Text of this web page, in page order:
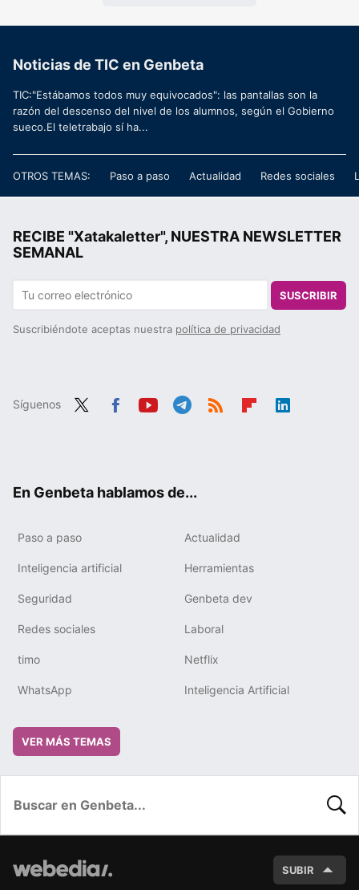
Noticias de TIC en Genbeta
TIC:"Estábamos todos muy equivocados": las pantallas son la
razón del descenso del nivel de los alumnos, según el Gobierno
sueco.El teletrabajo sí ha...
OTROS TEMAS: Paso a paso Actualidad Redes sociales
RECIBE "Xatakaletter", NUESTRA NEWSLETTER
SEMANAL
SUSCRIBIR
Suscribiéndote aceptas nuestra política de privacidad
Síguenos
En Genbeta hablamos de...
Paso a paso Actualidad
Inteligencia artificial Herramientas
Seguridad Genbeta dev
Redes sociales Laboral
timo Netflix
WhatsApp Inteligencia Artificial
VER MÁS TEMAS
SUBIR